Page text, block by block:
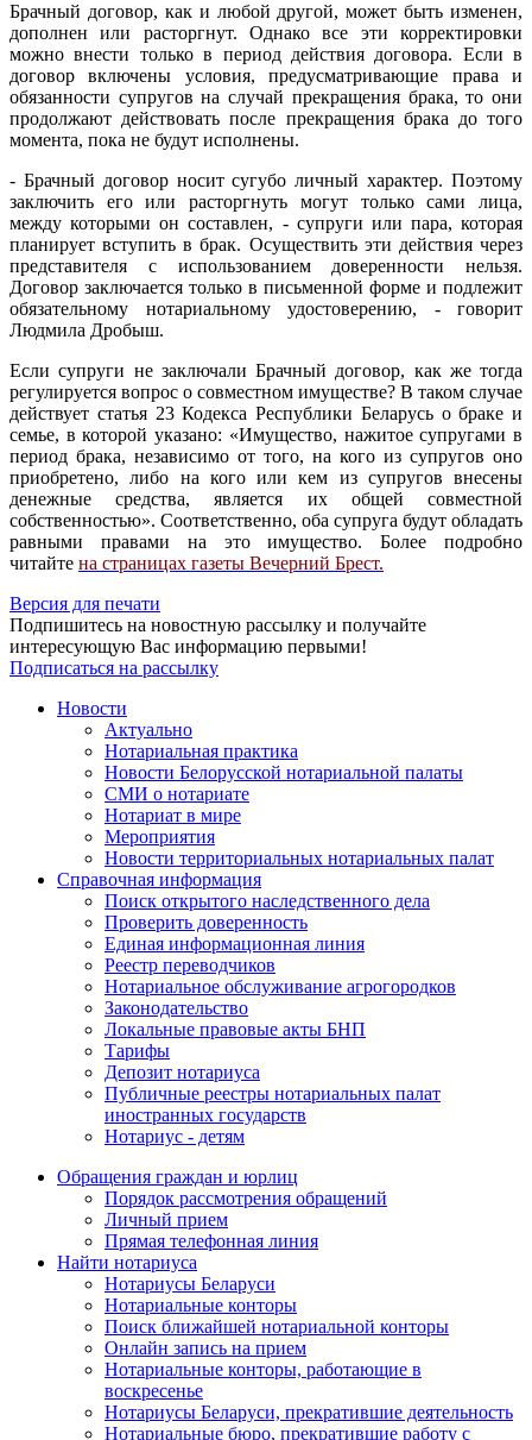
Брачный договор, как и любой другой, может быть изменен,
дополнен или расторгнут. Однако все эти корректировки
можно внести только в период действия договора. Если в
договор включены условия, предусматривающие права и
обязанности супругов на случай прекращения брака, то они
продолжают действовать после прекращения брака до того
момента, пока не будут исполнены.
- Брачный договор носит сугубо личный характер. Поэтому
заключить его или расторгнуть могут только сами лица,
между которыми он составлен, - супруги или пара, которая
планирует вступить в брак. Осуществить эти действия через
представителя с использованием доверенности нельзя.
Договор заключается только в письменной форме и подлежит
обязательному нотариальному удостоверению, - говорит
Людмила Дробыш.
Если супруги не заключали Брачный договор, как же тогда
регулируется вопрос о совместном имуществе? В таком случае
действует статья 23 Кодекса Республики Беларусь о браке и
семье, в которой указано: «Имущество, нажитое супругами в
период брака, независимо от того, на кого из супругов оно
приобретено, либо на кого или кем из супругов внесены
денежные средства, является их общей совместной
собственностью». Соответственно, оба супруга будут обладать
равными правами на это имущество. Более подробно
читайте на страницах газеты Вечерний Брест.
Версия для печати
Подпишитесь на новостную рассылку и получайте
интересующую Вас информацию первыми!
Подписаться на рассылку
Новости
Актуально
Нотариальная практика
Новости Белорусской нотариальной палаты
СМИ о нотариате
Нотариат в мире
Мероприятия
Новости территориальных нотариальных палат
Справочная информация
Поиск открытого наследственного дела
Проверить доверенность
Единая информационная линия
Реестр переводчиков
Нотариальное обслуживание агрогородков
Законодательство
Локальные правовые акты БНП
Тарифы
Депозит нотариуса
Публичные реестры нотариальных палат
иностранных государств
Нотариус - детям
Обращения граждан и юрлиц
Порядок рассмотрения обращений
Личный прием
Прямая телефонная линия
Найти нотариуса
Нотариусы Беларуси
Нотариальные конторы
Поиск ближайшей нотариальной конторы
Онлайн запись на прием
Нотариальные конторы, работающие в
воскресенье
Нотариусы Беларуси, прекратившие деятельность
Нотариальные бюро, прекратившие работу с